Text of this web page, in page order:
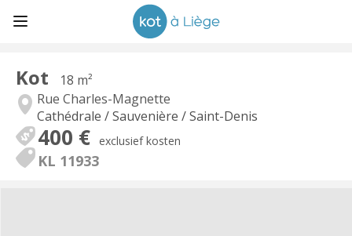
Kot
18 m²
Rue Charles-Magnette
Cathédrale / Sauvenière / Saint-Denis
400 € exclusief kosten
KL 11933